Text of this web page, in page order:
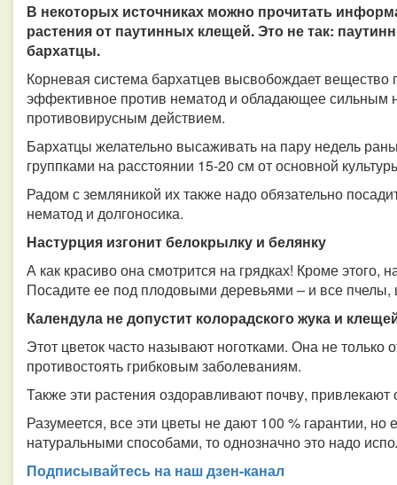
В некоторых источниках можно прочитать
растения от паутинных клещей. Это не так:
бархатцы.
Корневая система бархатцев высвобождает
эффективное против нематод и обладающее сильным
противовирусным действием.
Бархатцы желательно высаживать на пару недель
группками на расстоянии 15-20 см от основной
Радом с земляникой их также надо обязательно
нематод и долгоносика.
Настурция изгонит белокрылку и белянку
А как красиво она смотрится на грядках! Кроме этого,
Посадите ее под плодовыми деревьями – и все пчелы,
Календула не допустит колорадского жука и
Этот цветок часто называют ноготками. Она не только
противостоять грибковым заболеваниям.
Также эти растения оздоравливают почву, привлекают
Разумеется, все эти цветы не дают 100 % гарантии, но
натуральными способами, то однозначно это надо
Подписывайтесь на наш дзен-канал